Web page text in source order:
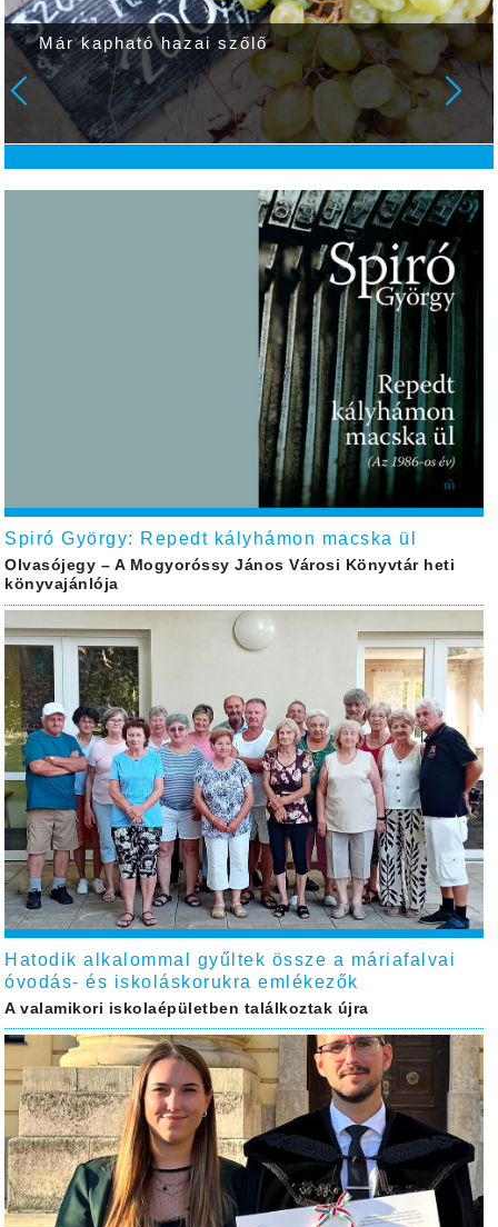
Már kapható hazai szőlő
Spiró György: Repedt kályhámon macska ül
Olvasójegy – A Mogyoróssy János Városi Könyvtár heti
könyvajánlója
Hatodik alkalommal gyűltek össze a máriafalvai
óvodás- és iskoláskorukra emlékezők
A valamikori iskolaépületben találkoztak újra